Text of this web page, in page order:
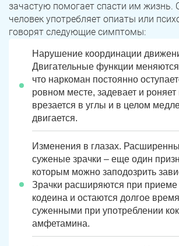
зачастую помогает спасти им жизнь.
человек употребляет опиаты или
говорят следующие симптомы:
Нарушение координации
Двигательные функции меняются
что наркоман постоянно
ровном месте, задевает и
врезается в углы и в целом
двигается.
Изменения в глазах.
суженые зрачки – еще один
которым можно заподозрить
Зрачки расширяются при приеме
кодеина и остаются долгое время
суженными при употреблении
амфетамина.